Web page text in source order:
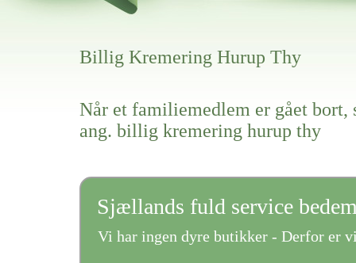
Billig Kremering Hurup Thy
Når et familiemedlem er gået bort,
ang. billig kremering hurup thy
Sjællands fuld service
Vi har ingen dyre butikker - Derfor er